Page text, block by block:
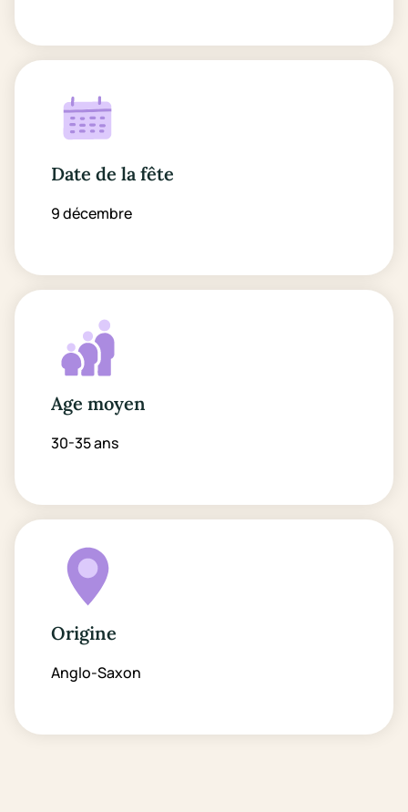
Date de la fête
9 décembre
Age moyen
30-35 ans
Origine
Anglo-Saxon